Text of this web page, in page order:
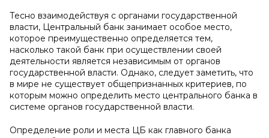
Тесно взаимодействуя с органами государственной
власти, Центральный банк занимает особое место,
которое преимущественно определяется тем,
насколько такой банк при осуществлении своей
деятельности является независимым от органов
государственной власти. Однако, следует заметить, что
в мире не существует общепризнанных критериев, по
которым можно определить место центрального банка в
системе органов государственной власти.
Определение роли и места ЦБ как главного банка